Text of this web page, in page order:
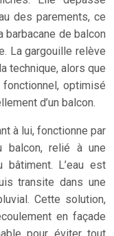
des parements, ce
barbacane de balcon
La gargouille relève
technique, alors que
optimisé
d’un balcon.
à lui, fonctionne par
balcon, relié à une
bâtiment. L’eau est
transite dans une
Cette solution,
en façade
pour éviter tout